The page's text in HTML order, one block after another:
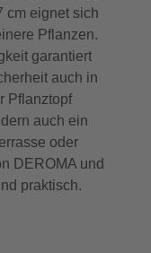
cm eignet sich
Pflanzen.
garantiert
auch in
Pflanztopf
auch ein
oder
DEROMA und
praktisch.